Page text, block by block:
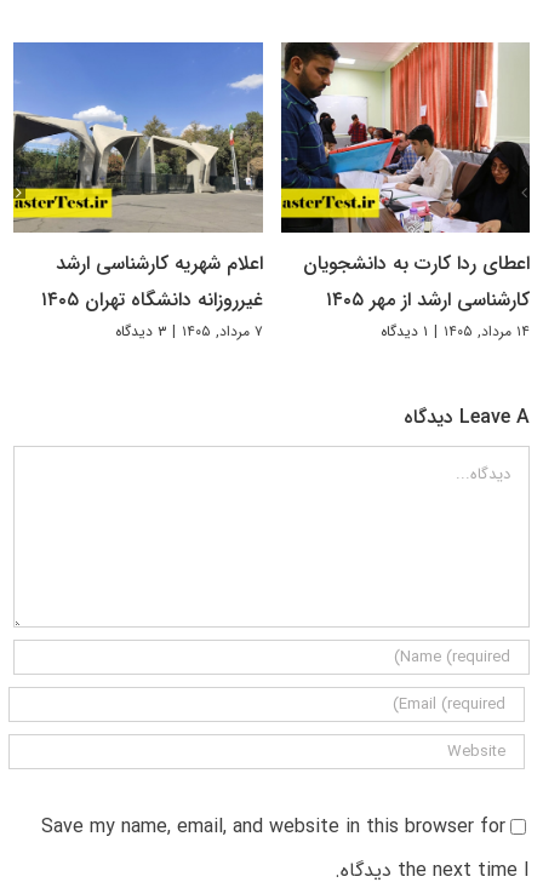
اعطای ردا کارت به دانشجویان
کارشناسی ارشد از مهر ۱۴۰۵
۱۴ مرداد, ۱۴۰۵ | ۱ دیدگاه
اعلام شهریه کارشناسی ارشد
غیرروزانه دانشگاه تهران ۱۴۰۵
۷ مرداد, ۱۴۰۵ | ۳ دیدگاه
Leave A دیدگاه
دیدگاه
Save my name, email, and website in this browser for
the next time I دیدگاه.